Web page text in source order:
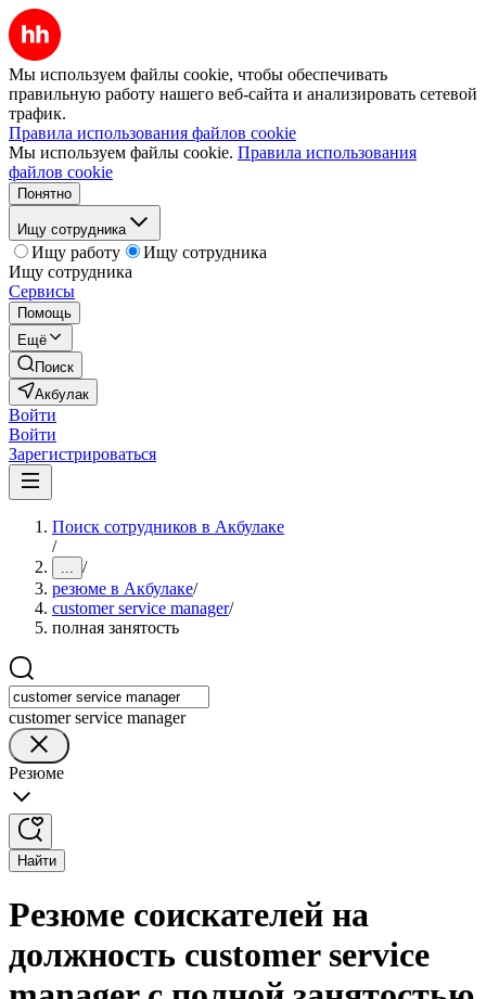
Мы используем файлы cookie, чтобы обеспечивать
правильную работу нашего веб-сайта и анализировать сетевой
трафик.
Правила использования файлов cookie
Мы используем файлы cookie. Правила использования
файлов cookie
Понятно
Ищу сотрудника
Ищу работу
Ищу сотрудника
Ищу сотрудника
Сервисы
Помощь
Ещё
Поиск
Акбулак
Войти
Войти
Зарегистрироваться
Поиск сотрудников в Акбулаке
/
... /
резюме в Акбулаке/
customer service manager/
полная занятость
customer service manager
Резюме
Найти
Резюме соискателей на
должность customer service